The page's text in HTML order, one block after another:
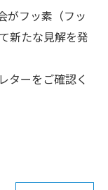
がフッ素（フッ
新たな見解を発
ターをご確認く